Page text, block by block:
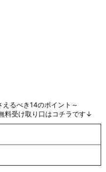
るべき14のポイント～
料受け取り口はコチラです↓